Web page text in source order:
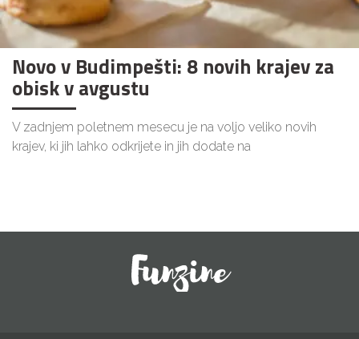
Novo v Budimpešti: 8 novih krajev za
obisk v avgustu
V zadnjem poletnem mesecu je na voljo veliko novih
krajev, ki jih lahko odkrijete in jih dodate na